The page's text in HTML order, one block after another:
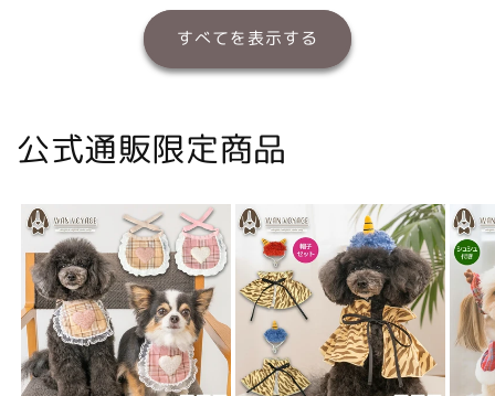
すべてを表示する
公式通販限定商品